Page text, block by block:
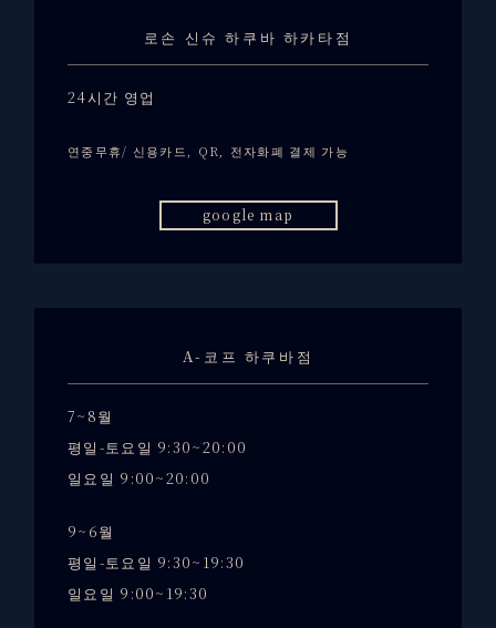
로손 신슈 하쿠바 하카타점
24시간 영업
연중무휴/ 신용카드, QR, 전자화폐 결제 가능
google map
A-코프 하쿠바점
7~8월
평일-토요일 9:30~20:00
일요일 9:00~20:00
9~6월
평일-토요일 9:30~19:30
일요일 9:00~19:30